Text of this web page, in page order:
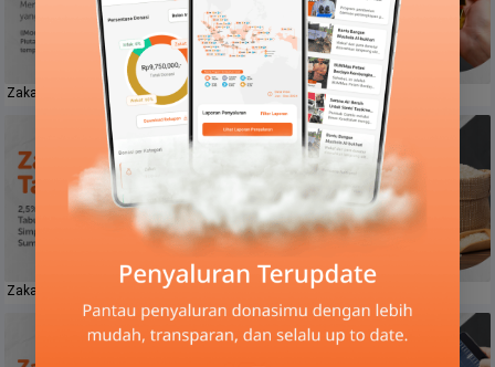
Zakat Perdagangan Zakat Emas
Zakat Tabungan Zakat Pertanian